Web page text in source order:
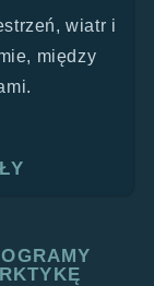
wiatr i
między